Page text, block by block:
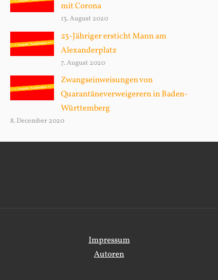
mit Corona
13. August 2020
23-Jähriger ersticht Mann am
Alexanderplatz
7. August 2020
Zwangseinweisungen von
Quarantäneverweigerern in Baden-
Württemberg
8. December 2020
Impressum
Autoren